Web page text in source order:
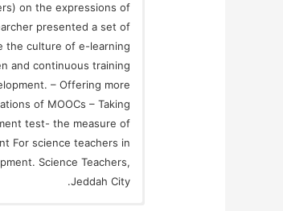
on the expressions of
presented a set of
the culture of e-learning
and continuous training
– Offering more
of MOOCs – Taking
test- the measure of
For science teachers in
Science Teachers,
Jeddah City.